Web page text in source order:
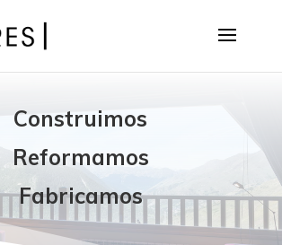
Construimos
Reformamos
Fabricamos